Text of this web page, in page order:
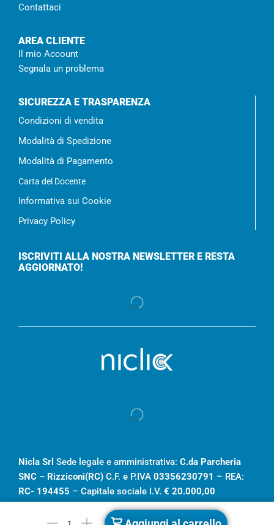
Contattaci
AREA CLIENTE
Il mio Account
Segnala un problema
SICUREZZA E TRASPARENZA
Condizioni di vendita
Modalità di Spedizione
Modalità di Pagamento
Carta del Docente
Informativa sui Cookie
Privacy Policy
ISCRIVITI ALLA NOSTRA NEWSLETTER E RESTA
AGGIORNATO!
Nicla Srl Sede legale e amministrativa: C.da Parcheria
SNC – Rizziconi(RC) C.F. e P.IVA 03356230791 – REA:
RC- 194455 – Capitale sociale I.V. € 20.000,00